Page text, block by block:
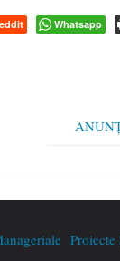
Whatsapp
Proiecte